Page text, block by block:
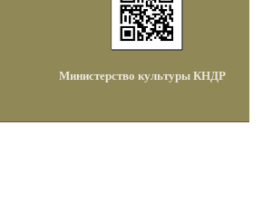
Министерство культуры КНДР